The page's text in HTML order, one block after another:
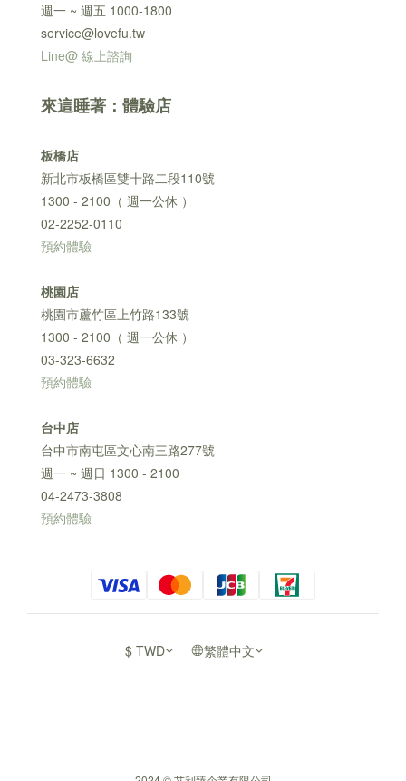
週一 ~ 週五 1000-1800
service@lovefu.tw
Line@ 線上諮詢
來這睡著：體驗店
板橋店
新北市板橋區雙十路二段110號
1300 - 2100（ 週一公休 ）
02-2252-0110
預約體驗
桃園店
桃園市蘆竹區上竹路133號
1300 - 2100（ 週一公休 ）
03-323-6632
預約體驗
台中店
台中市南屯區文心南三路277號
週一 ~ 週日 1300 - 2100
04-2473-3808
預約體驗
$ TWD 繁體中文